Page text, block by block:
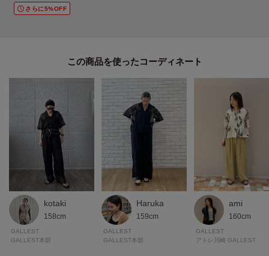
た、パソコン・スマートフォンなどの環境により、若干製品と画像のカラー
さらに5%OFF
この商品を使った
kotaki
158cm
GALLEST
GALLEST本部
Haruka
159cm
GALLEST
GALLEST本部
ami
160cm
GALLEST
アトレ川崎 GALLEST